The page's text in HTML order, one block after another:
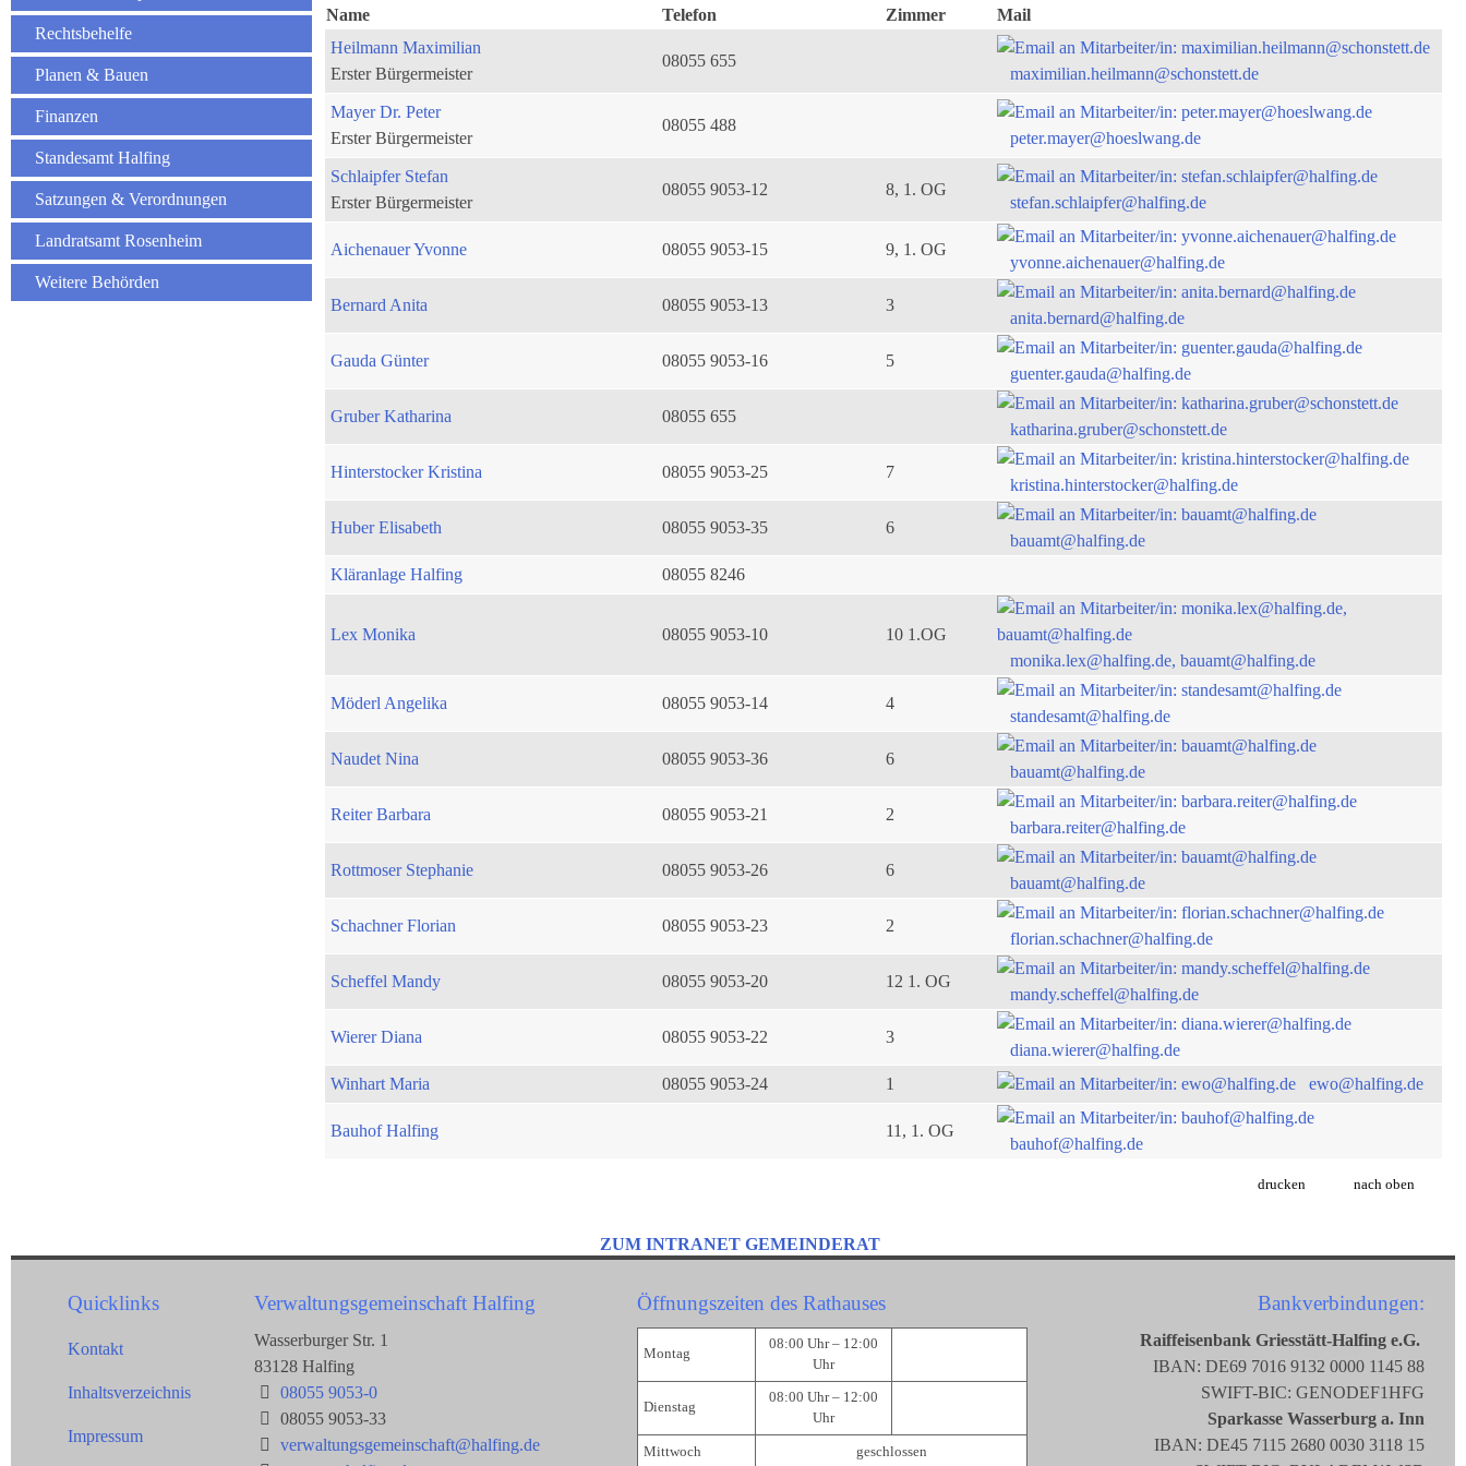
Rechtsbehelfe
Planen & Bauen
Finanzen
Standesamt Halfing
Satzungen & Verordnungen
Landratsamt Rosenheim
Weitere Behörden
Name
Telefon Zimmer
Mail
Heilmann Maximilian
Erster Bürgermeister
08055 655
maximilian.heilmann@schonstett.de
Mayer Dr. Peter
Erster Bürgermeister
08055 488
peter.mayer@hoeslwang.de
Schlaipfer Stefan
Erster Bürgermeister
08055 9053-12 8, 1. OG
stefan.schlaipfer@halfing.de
Aichenauer Yvonne 08055 9053-15 9, 1. OG
yvonne.aichenauer@halfing.de
Bernard Anita 08055 9053-13 3
anita.bernard@halfing.de
Gauda Günter 08055 9053-16 5
guenter.gauda@halfing.de
Gruber Katharina 08055 655
katharina.gruber@schonstett.de
Hinterstocker Kristina 08055 9053-25 7
kristina.hinterstocker@halfing.de
Huber Elisabeth 08055 9053-35 6
bauamt@halfing.de
Kläranlage Halfing
08055 8246
Lex Monika 08055 9053-10
10 1.OG
monika.lex@halfing.de, bauamt@halfing.de
Möderl Angelika 08055 9053-14 4
standesamt@halfing.de
Naudet Nina 08055 9053-36 6
bauamt@halfing.de
Reiter Barbara 08055 9053-21 2
barbara.reiter@halfing.de
Rottmoser Stephanie 08055 9053-26 6
bauamt@halfing.de
Schachner Florian 08055 9053-23 2
florian.schachner@halfing.de
Scheffel Mandy 08055 9053-20 12 1. OG
mandy.scheffel@halfing.de
Wierer Diana 08055 9053-22 3
diana.wierer@halfing.de
Winhart Maria
08055 9053-24 1 ewo@halfing.de
Bauhof Halfing 11, 1. OG
bauhof@halfing.de
drucken nach oben
ZUM INTRANET GEMEINDERAT
Quicklinks
Kontakt
Inhaltsverzeichnis
Impressum
Verwaltungsgemeinschaft Halfing
Wasserburger Str. 1
83128 Halfing
08055 9053-0
08055 9053-33
verwaltungsgemeinschaft@halfing.de
Öffnungszeiten des Rathauses
Montag
08:00 Uhr – 12:00
Uhr
Dienstag
08:00 Uhr – 12:00
Uhr
Mittwoch geschlossen
Bankverbindungen:
Raiffeisenbank Griesstätt-Halfing e.G.
IBAN: DE69 7016 9132 0000 1145 88
SWIFT-BIC: GENODEF1HFG
Sparkasse Wasserburg a. Inn
IBAN: DE45 7115 2680 0030 3118 15